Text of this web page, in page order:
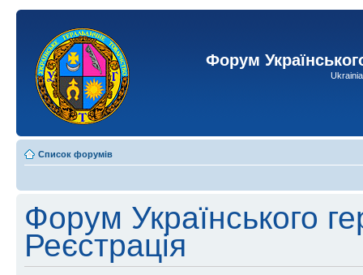
Форум
Список форумів
Форум Українського
Реєстрація